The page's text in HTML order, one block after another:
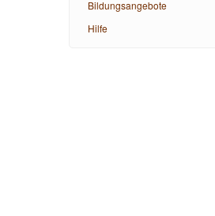
Bildungsangebote
Hilfe